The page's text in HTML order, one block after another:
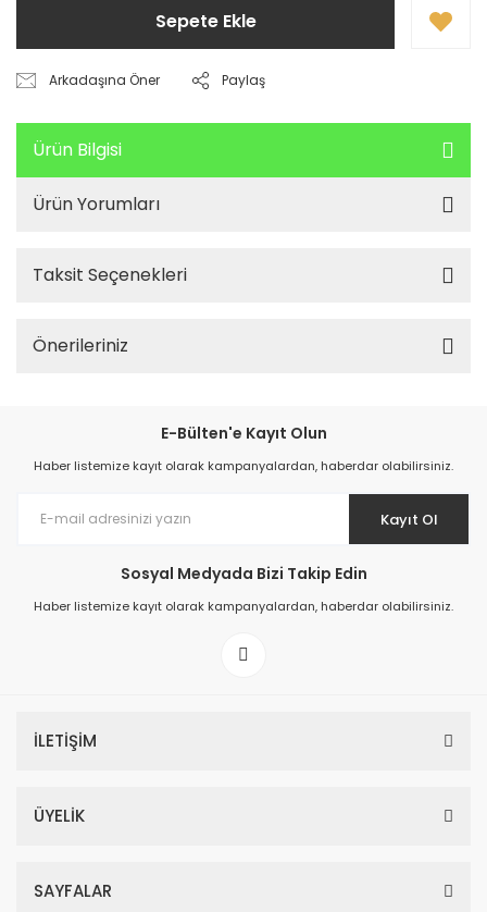
Sepete Ekle
Arkadaşına Öner Paylaş
Ürün Bilgisi
Ürün Yorumları
Taksit Seçenekleri
Önerileriniz
E-Bülten'e Kayıt Olun
Haber listemize kayıt olarak kampanyalardan, haberdar olabilirsiniz.
Kayıt Ol
Sosyal Medyada Bizi Takip Edin
Haber listemize kayıt olarak kampanyalardan, haberdar olabilirsiniz.
İLETİŞİM
ÜYELİK
SAYFALAR